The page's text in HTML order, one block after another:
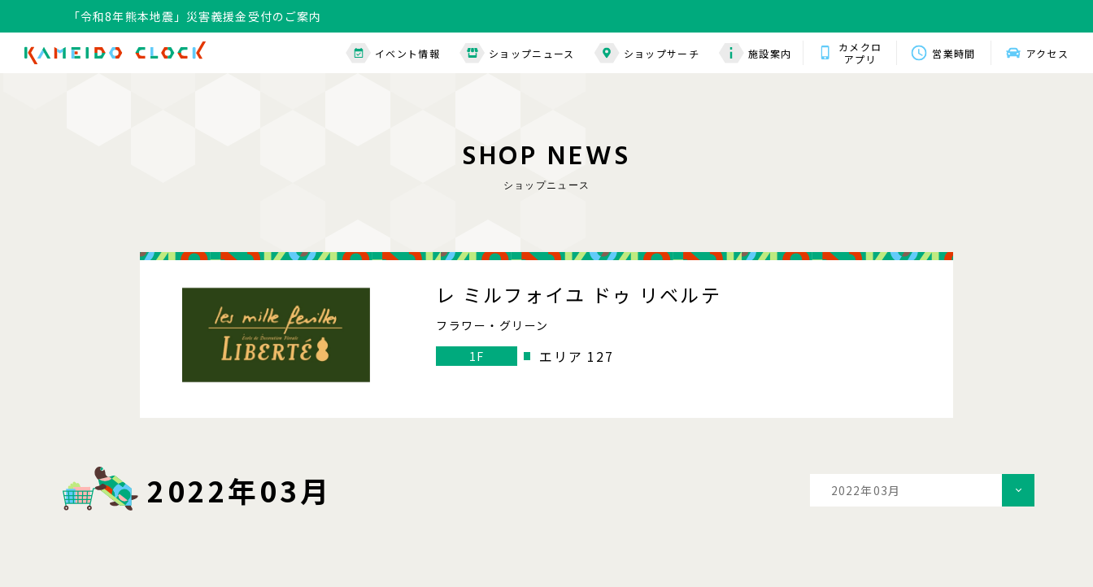
「令和8年熊本地震」災害義援金受付のご案内
イベント情報 ショップニュース ショップサーチ 施設案内
カメクロ
アプリ
営業時間 アクセス
SHOP NEWS
ショップニュース
レ ミルフォイユ ドゥ リベルテ
フラワー・グリーン
1F
エリア 127
2022年03月
2022年03月